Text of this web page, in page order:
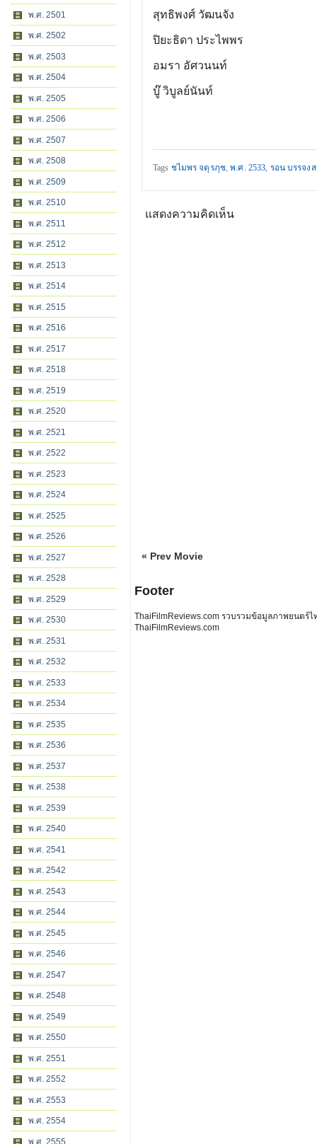
พ.ศ. 2501
พ.ศ. 2502
พ.ศ. 2503
พ.ศ. 2504
พ.ศ. 2505
พ.ศ. 2506
พ.ศ. 2507
พ.ศ. 2508
พ.ศ. 2509
พ.ศ. 2510
พ.ศ. 2511
พ.ศ. 2512
พ.ศ. 2513
พ.ศ. 2514
พ.ศ. 2515
พ.ศ. 2516
พ.ศ. 2517
พ.ศ. 2518
พ.ศ. 2519
พ.ศ. 2520
พ.ศ. 2521
พ.ศ. 2522
พ.ศ. 2523
พ.ศ. 2524
พ.ศ. 2525
พ.ศ. 2526
พ.ศ. 2527
พ.ศ. 2528
พ.ศ. 2529
พ.ศ. 2530
พ.ศ. 2531
พ.ศ. 2532
พ.ศ. 2533
พ.ศ. 2534
พ.ศ. 2535
พ.ศ. 2536
พ.ศ. 2537
พ.ศ. 2538
พ.ศ. 2539
พ.ศ. 2540
พ.ศ. 2541
พ.ศ. 2542
พ.ศ. 2543
พ.ศ. 2544
พ.ศ. 2545
พ.ศ. 2546
พ.ศ. 2547
พ.ศ. 2548
พ.ศ. 2549
พ.ศ. 2550
พ.ศ. 2551
พ.ศ. 2552
พ.ศ. 2553
พ.ศ. 2554
พ.ศ. 2555
สุทธิพงศ์ วัฒนจัง
ปิยะธิดา ประไพพร
อมรา อัศวนนท์
บู๊ วิบูลย์นันท์
Tags ชไมพร จตุรภุช,พ.ศ. 2533, รอน บรรจง
แสดงความคิดเห็น
« Prev Movie
Footer
ThaiFilmReviews.com รวบรวมข้อมูลภาพยนตร์
ThaiFilmReviews.com